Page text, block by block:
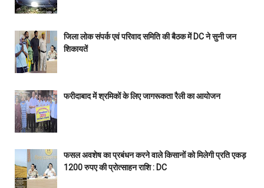
जिला लोक संपर्क एवं परिवाद समिति की बैठक में DC ने सुनी जन
शिकायतें
फरीदाबाद में श्रमिकों के लिए जागरूकता रैली का आयोजन
फसल अवशेष का प्रबंधन करने वाले किसानों को मिलेगी प्रति एकड़
1200 रुपए की प्रोत्साहन राशि : DC